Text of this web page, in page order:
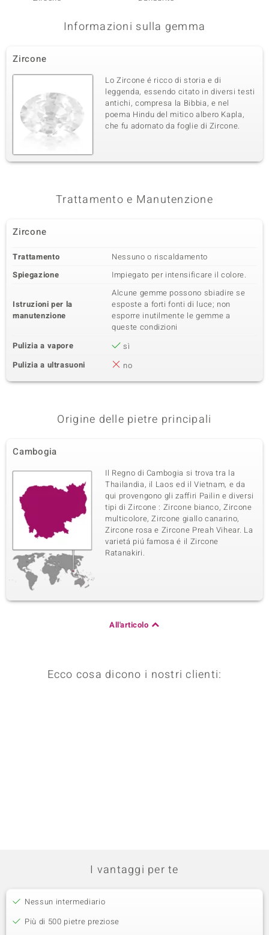
Informazioni sulla gemma
Zircone
Lo Zircone é ricco di storia e di
leggenda, essendo citato in diversi testi
antichi, compresa la Bibbia, e nel
poema Hindu del mitico albero Kapla,
che fu adornato da foglie di Zircone.
Trattamento e Manutenzione
Zircone
Trattamento
Nessuno o riscaldamento
Spiegazione
Impiegato per intensificare il colore.
Istruzioni per la
manutenzione
Alcune gemme possono sbiadire se
esposte a forti fonti di luce; non
esporre inutilmente le gemme a
queste condizioni
Pulizia a vapore
sì
Pulizia a ultrasuoni
no
Origine delle pietre principali
Cambogia
Il Regno di Cambogia si trova tra la
Thailandia, il Laos ed il Vietnam, e da
qui provengono gli zaffiri Pailin e diversi
tipi di Zircone : Zircone bianco, Zircone
multicolore, Zircone giallo canarino,
Zircone rosa e Zircone Preah Vihear. La
varietá piú famosa é il Zircone
Ratanakiri.
All'articolo
Ecco cosa dicono i nostri clienti:
I vantaggi per te
Nessun intermediario
Più di 500 pietre preziose